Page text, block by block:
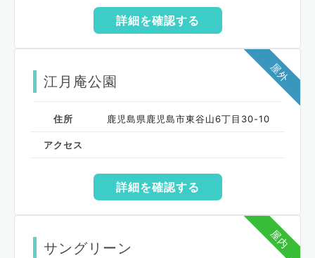
詳細を確認する
屋外
江月庵公園
住所 鹿児島県鹿児島市東谷山6丁目30-10
アクセス
詳細を確認する
屋内
サングリーン